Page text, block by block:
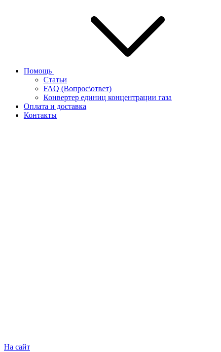
Помощь
Статьи
FAQ (Вопрос\ответ)
Конвертер единиц концентрации газа
Оплата и доставка
Контакты
На сайт